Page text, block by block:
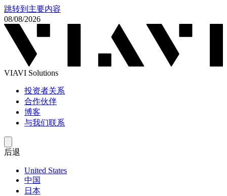
跳转到主要内容
08/08/2026
VIAVI Solutions
投资者关系
合作伙伴
博客
与我们联系
后退
United States
中国
日本